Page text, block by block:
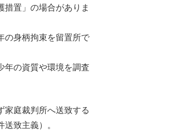
置」の場合がありま
の身柄拘束を留置所で
年の資質や環境を調査
家庭裁判所へ送致する
致主義）。